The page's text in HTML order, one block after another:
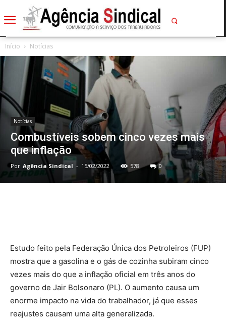
Início Notícias
Notícias
Combustíveis sobem cinco vezes mais
que inflação
Por Agência Sindical - 15/02/2022 578 0
Estudo feito pela Federação Única dos Petroleiros (FUP)
mostra que a gasolina e o gás de cozinha subiram cinco
vezes mais do que a inflação oficial em três anos do
governo de Jair Bolsonaro (PL). O aumento causa um
enorme impacto na vida do trabalhador, já que esses
reajustes causam uma alta generalizada.